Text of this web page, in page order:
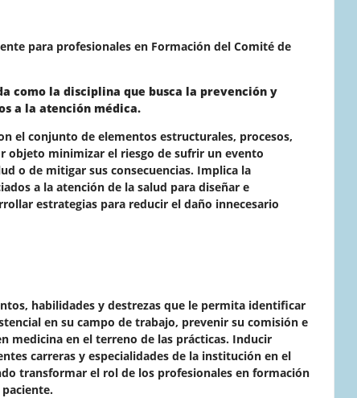
para profesionales en Formación del Comité de
como la disciplina que busca la prevención y
a la atención médica.
el conjunto de elementos estructurales, procesos,
minimizar el riesgo de sufrir un evento
o de mitigar sus consecuencias. Implica la
a la atención de la salud para diseñar e
estrategias para reducir el daño innecesario
habilidades y destrezas que le permita identificar
en su campo de trabajo, prevenir su comisión e
medicina en el terreno de las prácticas. Inducir
carreras y especialidades de la institución en el
transformar el rol de los profesionales en formación